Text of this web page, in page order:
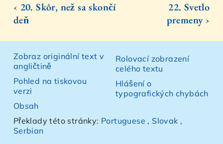
‹ 20. Skôr, než sa skončí
deň
22. Svetlo
premeny ›
Zobraz originální text v
angličtině
Pohled na tiskovou
verzi
Obsah
Rolovací zobrazení
celého textu
Hlášení o
typografických chybách
Překlady této stránky: Portuguese , Slovak ,
Serbian